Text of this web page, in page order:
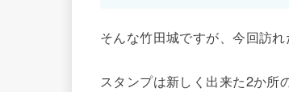
そんな竹田城ですが、今回訪
スタンプは新しく出来た2か所